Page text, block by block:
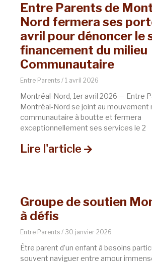
Entre Parents de
Nord fermera ses
avril pour dénoncer le
financement du milieu
Communautaire
Entre Parents 1 avril 2026
Montréal-Nord, 1er avril 2026 — Entre
Montréal-Nord se joint au mouvement
communautaire à boutte et fermera
exceptionnellement ses services le 2
Lire l'article
Groupe de soutien
à défis
Entre Parents 30 janvier 2026
Être parent d’un enfant à besoins
souvent naviguer entre amour